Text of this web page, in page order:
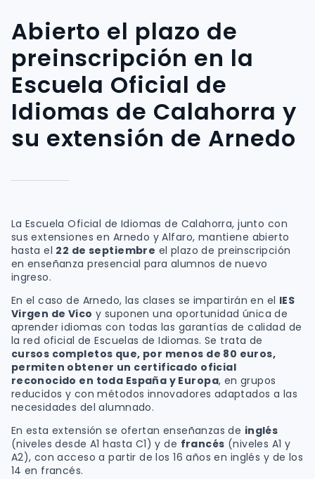
Abierto el plazo de
preinscripción en la
Escuela Oficial de
Idiomas de Calahorra y
su extensión de Arnedo
La Escuela Oficial de Idiomas de Calahorra, junto con
sus extensiones en Arnedo y Alfaro, mantiene abierto
hasta el 22 de septiembre el plazo de preinscripción
en enseñanza presencial para alumnos de nuevo
ingreso.
En el caso de Arnedo, las clases se impartirán en el IES
Virgen de Vico y suponen una oportunidad única de
aprender idiomas con todas las garantías de calidad de
la red oficial de Escuelas de Idiomas. Se trata de
cursos completos que, por menos de 80 euros,
permiten obtener un certificado oficial
reconocido en toda España y Europa, en grupos
reducidos y con métodos innovadores adaptados a las
necesidades del alumnado.
En esta extensión se ofertan enseñanzas de inglés
(niveles desde A1 hasta C1) y de francés (niveles A1 y
A2), con acceso a partir de los 16 años en inglés y de los
14 en francés.